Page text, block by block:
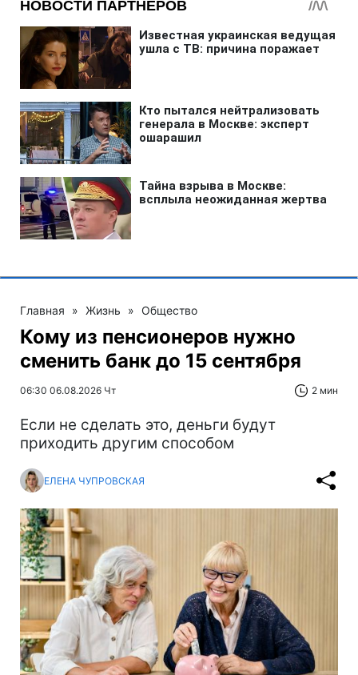
Главная » Жизнь » Общество
Кому из пенсионеров нужно
сменить банк до 15 сентября
06:30 06.08.2026 Чт 2 мин
Если не сделать это, деньги будут
приходить другим способом
ЕЛЕНА ЧУПРОВСКАЯ